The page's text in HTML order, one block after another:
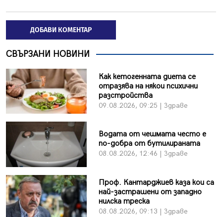
ДОБАВИ КОМЕНТАР
СВЪРЗАНИ НОВИНИ
Как кетогенната диета се
отразява на някои психични
разстройства
09.08.2026, 09:25 | Здраве
Водата от чешмата често е
по-добра от бутилираната
08.08.2026, 12:46 | Здраве
Проф. Кантарджиев каза кои са
най-застрашени от западно
нилска треска
08.08.2026, 09:13 | Здраве